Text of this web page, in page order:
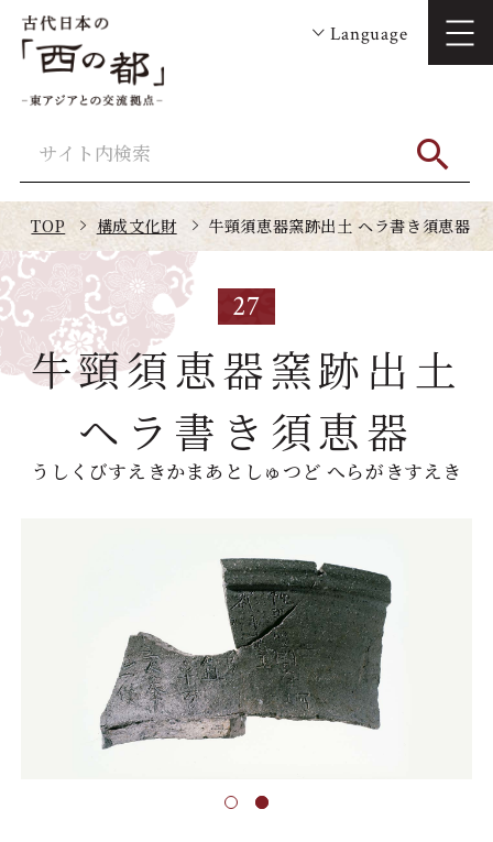
Language
TOP 構成文化財 牛頸須恵器窯跡出土 ヘラ書き須恵器
27
牛頸須恵器窯跡出土
ヘラ書き須恵器
うしくびすえきかまあとしゅつど へらがきすえき